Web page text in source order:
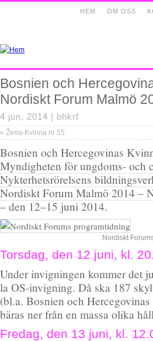
OM OSS
HEM
Bosnien och
Nordiskt Forum Malmö
4 jun, 2014 | bhkrf
« Žena-Kvinna nr 55
Bosnien och Hercegovinas
Myndigheten för ungdoms- och
Nykterhetsrörelsens
Nordiskt Forum Malmö 2014 –
– den 12–15 juni 2014.
Nordiskt
Torsdag, den 12 juni, kl.
Under invigningen kommer det
la OS-invigning. Då ska 187
(bl.a. Bosnien och
bäras ner från en massa olika
Fredag, den 13 juni, kl.